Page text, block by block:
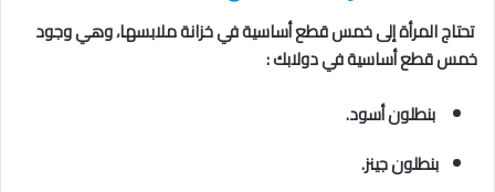
تحتاج المرأة إلى خمس قطع أساسية في خزانة ملابسها، وهي وجود
خمس قطع أساسية في دولابك :
بنطلون أسود.
بنطلون جينز.